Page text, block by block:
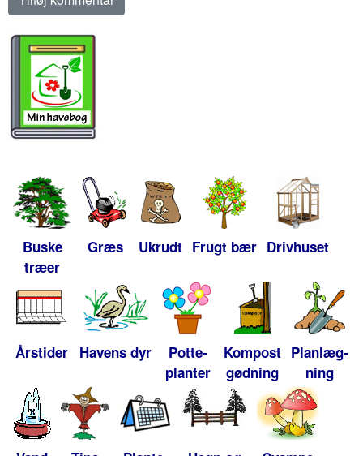
Buske
træer
Græs Ukrudt Frugt bær Drivhuset
Årstider Havens dyr
Potte-
planter
Kompost
gødning
Planlæg-
ning